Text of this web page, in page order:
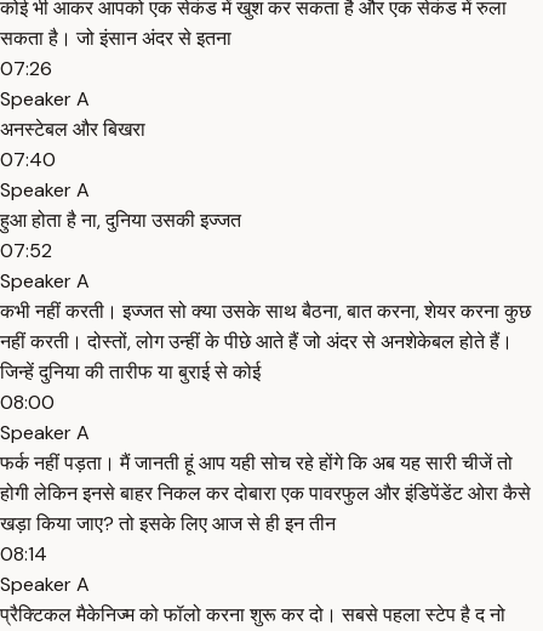
कोई भी आकर आपको एक सेकंड में खुश कर सकता है और एक सेकंड में रुला
सकता है। जो इंसान अंदर से इतना
07:26
Speaker A
अनस्टेबल और बिखरा
07:40
Speaker A
हुआ होता है ना, दुनिया उसकी इज्जत
07:52
Speaker A
कभी नहीं करती। इज्जत सो क्या उसके साथ बैठना, बात करना, शेयर करना कुछ
नहीं करती। दोस्तों, लोग उन्हीं के पीछे आते हैं जो अंदर से अनशेकेबल होते हैं।
जिन्हें दुनिया की तारीफ या बुराई से कोई
08:00
Speaker A
फर्क नहीं पड़ता। मैं जानती हूं आप यही सोच रहे होंगे कि अब यह सारी चीजें तो
होगी लेकिन इनसे बाहर निकल कर दोबारा एक पावरफुल और इंडिपेंडेंट ओरा कैसे
खड़ा किया जाए? तो इसके लिए आज से ही इन तीन
08:14
Speaker A
प्रैक्टिकल मैकेनिज्म को फॉलो करना शुरू कर दो। सबसे पहला स्टेप है द नो